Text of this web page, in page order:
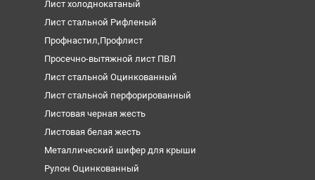
Лист холоднокатаный
Лист стальной Рифленый
Профнастил,Профлист
Просечно-вытяжной лист ПВЛ
Лист стальной Оцинкованный
Лист стальной перфорированный
Листовая черная жесть
Листовая белая жесть
Металлический шифер для крыши
Рулон Оцинкованный